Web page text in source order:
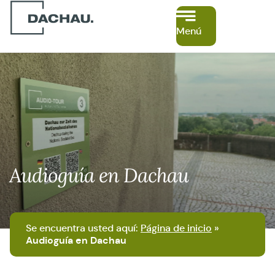
Menú
Se encuentra usted aquí: Página de inicio »
Audioguía en Dachau
Audioguía en Dachau